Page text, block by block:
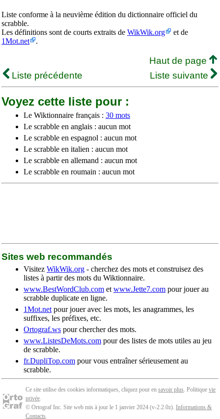
Liste conforme à la neuvième édition du dictionnaire officiel du
scrabble.
Les définitions sont de courts extraits de WikWik.org
et de
1Mot.net
.
Haut de page
Liste précédente
Liste suivante
Voyez cette liste pour :
Le Wiktionnaire français : 30 mots
Le scrabble en anglais : aucun mot
Le scrabble en espagnol : aucun mot
Le scrabble en italien : aucun mot
Le scrabble en allemand : aucun mot
Le scrabble en roumain : aucun mot
Sites web recommandés
Visitez WikWik.org - cherchez des mots et construisez des
listes à partir des mots du Wiktionnaire.
www.BestWordClub.com et www.Jette7.com pour jouer au
scrabble duplicate en ligne.
1Mot.net pour jouer avec les mots, les anagrammes, les
suffixes, les préfixes, etc.
Ortograf.ws pour chercher des mots.
www.ListesDeMots.com pour des listes de mots utiles au jeu
de scrabble.
fr.DupliTop.com pour vous entraîner sérieusement au
scrabble.
Ce site utilise des cookies informatiques, cliquez pour en savoir plus. Politique vie
privée.
© Ortograf Inc. Site web mis à jour le 1 janvier 2024 (v-2.2.0z). Informations &
Contacts.